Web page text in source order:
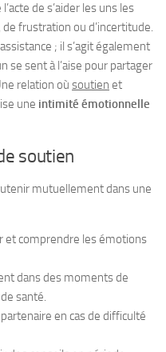
de s’aider les uns les
frustration ou d’incertitude.
; il s’agit également
se sent à l’aise pour partager
relation où soutien et
une intimité émotionnelle
soutien
mutuellement dans une
et comprendre les émotions
dans des moments de
santé.
en cas de difficulté